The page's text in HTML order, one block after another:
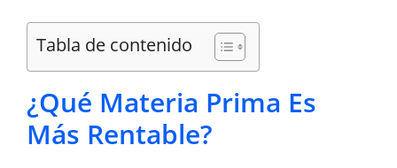
Tabla de contenido
¿Qué Materia Prima Es
Más Rentable?